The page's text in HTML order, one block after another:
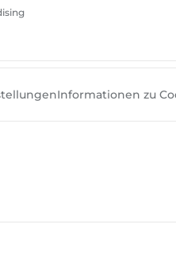
Informationen zu